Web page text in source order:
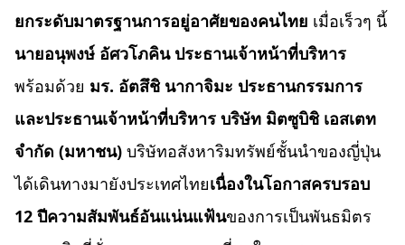
ยกระดับมาตรฐานการอยู่อาศัยของคนไทย เมื่อเร็วๆ นี้
นายอนุพงษ์ อัศวโภคิน ประธานเจ้าหน้าที่บริหาร
พร้อมด้วย มร. อัตสึชิ นากาจิมะ ประธานกรรมการ
และประธานเจ้าหน้าที่บริหาร บริษัท มิตซูบิชิ เอสเตท
จำกัด (มหาชน) บริษัทอสังหาริมทรัพย์ชั้นนำของญี่ปุ่น
ได้เดินทางมายังประเทศไทยเนื่องในโอกาสครบรอบ
12 ปีความสัมพันธ์อันแน่นแฟ้นของการเป็นพันธมิตร